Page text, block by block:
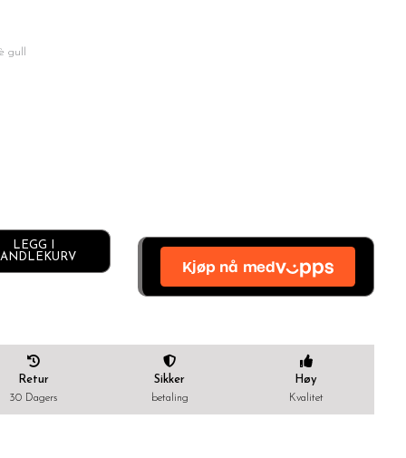
gull
LEGG I
Alternative:
Retur
30 Dagers
Sikker
betaling
Høy
Kvalitet